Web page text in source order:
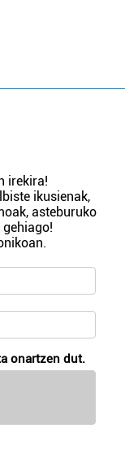
irekira!
ikusienak,
asteburuko
onartzen dut.